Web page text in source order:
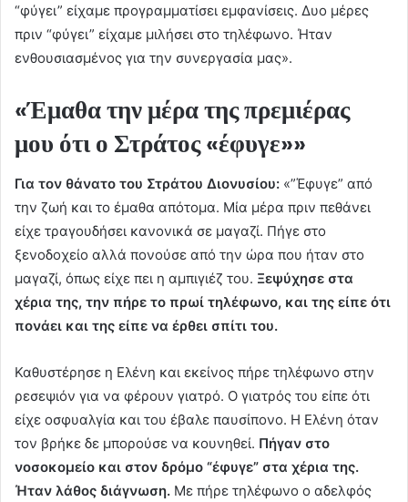
“φύγει” είχαμε προγραμματίσει εμφανίσεις. Δυο μέρες
πριν “φύγει” είχαμε μιλήσει στο τηλέφωνο. Ήταν
ενθουσιασμένος για την συνεργασία μας».
«Έμαθα την μέρα της πρεμιέρας
μου ότι ο Στράτος «έφυγε»»
Για τον θάνατο του Στράτου Διονυσίου: «”Έφυγε” από
την ζωή και το έμαθα απότομα. Μία μέρα πριν πεθάνει
είχε τραγουδήσει κανονικά σε μαγαζί. Πήγε στο
ξενοδοχείο αλλά πονούσε από την ώρα που ήταν στο
μαγαζί, όπως είχε πει η αμπιγιέζ του. Ξεψύχησε στα
χέρια της, την πήρε το πρωί τηλέφωνο, και της είπε ότι
πονάει και της είπε να έρθει σπίτι του.
Καθυστέρησε η Ελένη και εκείνος πήρε τηλέφωνο στην
ρεσεψιόν για να φέρουν γιατρό. Ο γιατρός του είπε ότι
είχε οσφυαλγία και του έβαλε παυσίπονο. Η Ελένη όταν
τον βρήκε δε μπορούσε να κουνηθεί. Πήγαν στο
νοσοκομείο και στον δρόμο “έφυγε” στα χέρια της.
Ήταν λάθος διάγνωση. Με πήρε τηλέφωνο ο αδελφός